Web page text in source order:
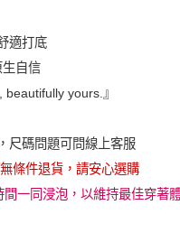
適打底
生自信
beautifully yours.』
尺碼問題可問線上客服
條件退貨，請安心選購
一同浸泡，以維持最佳穿著